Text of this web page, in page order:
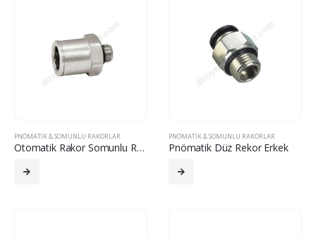
PNÖMATIK & SOMUNLU RAKORLAR
Otomatik Rakor Somunlu Rakorlar M00 Serisi
PNÖMATIK & SOMUNLU RAKORLAR
Pnömatik Düz Rekor Erkek